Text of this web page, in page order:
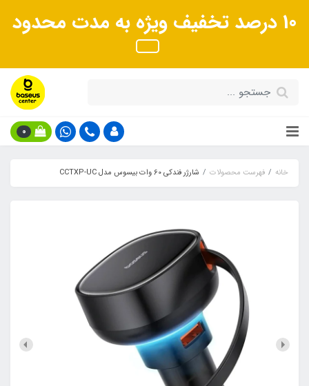
10 درصد تخفیف ویژه به مدت محدود
0
خانه فهرست محصولات شارژر فندکی 60 وات بیسوس مدل CCTXP-UC